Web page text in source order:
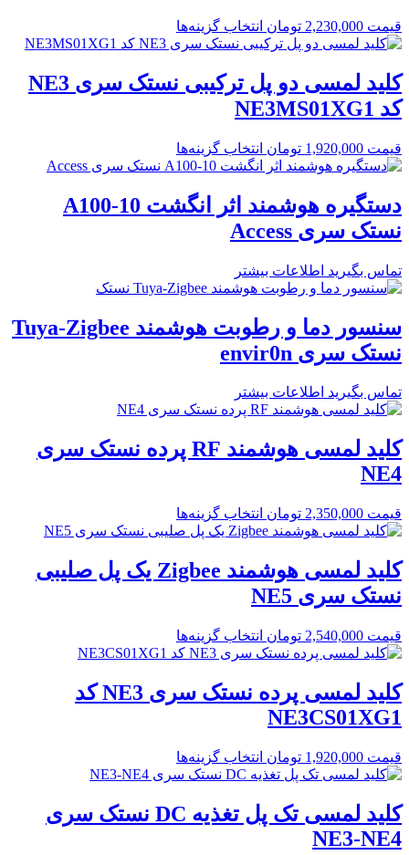
قیمت 2,230,000 تومان انتخاب گزینه‌ها
کلید لمسی دو پل ترکیبی نستک سری NE3
کد NE3MS01XG1
قیمت 1,920,000 تومان انتخاب گزینه‌ها
دستگیره هوشمند اثر انگشت A100-10
نستک سری Access
تماس بگیرید اطلاعات بیشتر
سنسور دما و رطوبت هوشمند Tuya-Zigbee
نستک سری envir0n
تماس بگیرید اطلاعات بیشتر
کلید لمسی هوشمند RF پرده نستک سری
NE4
قیمت 2,350,000 تومان انتخاب گزینه‌ها
کلید لمسی هوشمند Zigbee یک پل صلیبی
نستک سری NE5
قیمت 2,540,000 تومان انتخاب گزینه‌ها
کلید لمسی پرده نستک سری NE3 کد
NE3CS01XG1
قیمت 1,920,000 تومان انتخاب گزینه‌ها
کلید لمسی تک پل تغذیه DC نستک سری
NE3-NE4